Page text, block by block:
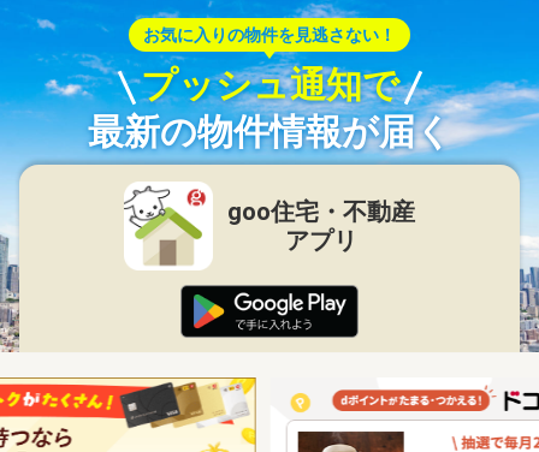
お気に入りの物件を見逃さない！
プッシュ通知で
最新の物件情報が届く
goo住宅・不動産
アプリ